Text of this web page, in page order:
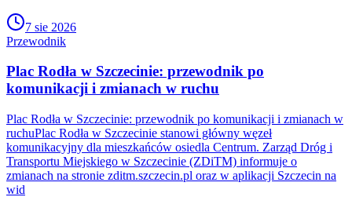
7 sie 2026
Przewodnik
Plac Rodła w Szczecinie: przewodnik po
komunikacji i zmianach w ruchu
Plac Rodła w Szczecinie: przewodnik po komunikacji i zmianach w
ruchuPlac Rodła w Szczecinie stanowi główny węzeł
komunikacyjny dla mieszkańców osiedla Centrum. Zarząd Dróg i
Transportu Miejskiego w Szczecinie (ZDiTM) informuje o
zmianach na stronie zditm.szczecin.pl oraz w aplikacji Szczecin na
wid